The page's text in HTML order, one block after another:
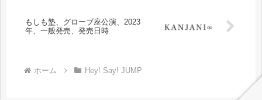
もしも塾、グローブ座公演、2023
年、一般発売、発売日時
ホーム Hey! Say! JUMP